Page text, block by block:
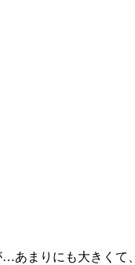
あまりにも大きくて、